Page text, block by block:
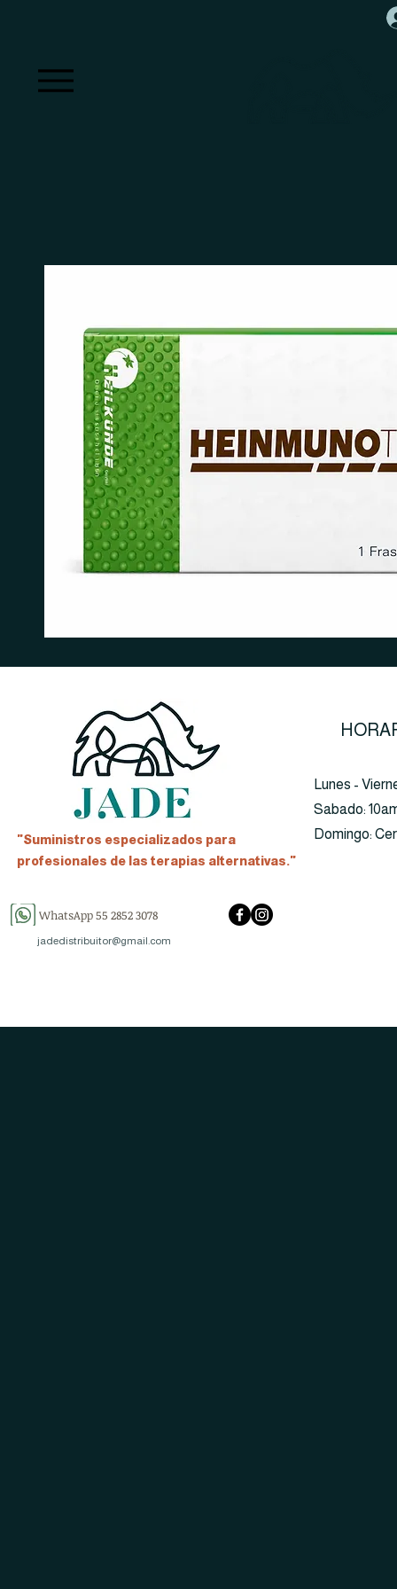
"Suministros especializados para
profesionales de las terapias alternativas."
WhatsApp 55 2852 3078
jadedistribuitor@gmail.com
Lunes -
​​Sabado:
​Domingo: